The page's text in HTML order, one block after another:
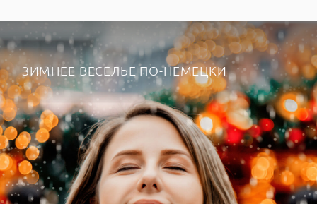
Слово «ярмарка» происходит от немецкого
Jahrmarkt, где Jahr означает год, а markt —
рынок. Считается, что первая рождественская
ярмарка прошла в Германии в 1384 году.
Сначала это было совершенно серьезное
торговое мероприятие, на котором
закупались полезным на год вперед. Однако с